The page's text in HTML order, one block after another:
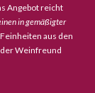
Angebot reicht
in gemäßigter
aus den
Weinfreund